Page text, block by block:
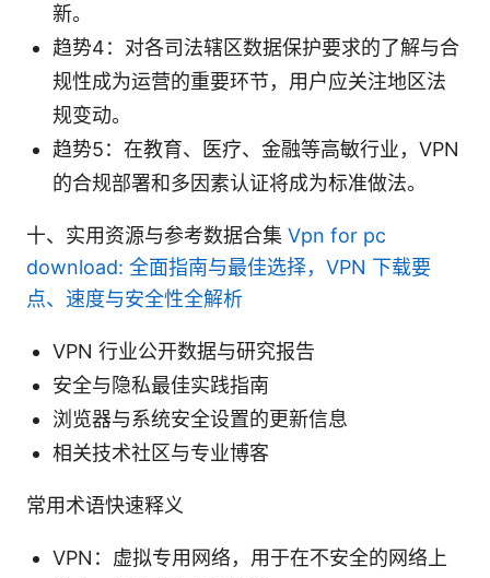
新。
趋势4：对各司法辖区数据保护要求的了解与合
规性成为运营的重要环节，用户应关注地区法
规变动。
趋势5：在教育、医疗、金融等高敏行业，VPN
的合规部署和多因素认证将成为标准做法。
十、实用资源与参考数据合集 Vpn for pc
download: 全面指南与最佳选择，VPN 下载要
点、速度与安全性全解析
VPN 行业公开数据与研究报告
安全与隐私最佳实践指南
浏览器与系统安全设置的更新信息
相关技术社区与专业博客
常用术语快速释义
VPN：虚拟专用网络，用于在不安全的网络上